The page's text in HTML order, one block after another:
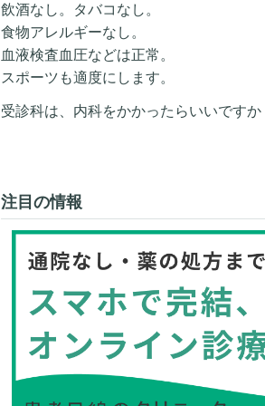
飲酒なし。タバコなし。
食物アレルギーなし。
血液検査血圧などは正常。
スポーツも適度にします。
受診科は、内科をかかったらいいですか
注目の情報